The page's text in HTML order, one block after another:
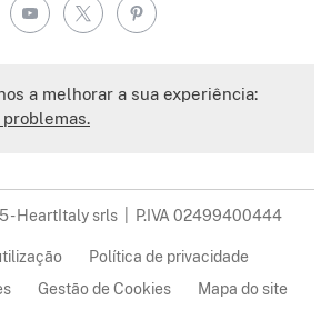
YouTube
X Pinterest
a melhorar a sua experiência:
- HeartItaly srls | P.IVA 02499400444
Política de privacidade
Gestão de Cookies Mapa do site